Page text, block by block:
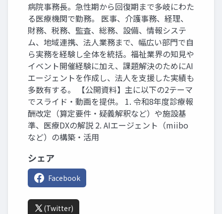
病院事務長。急性期から回復期まで多岐にわた
る医療機関で勤務。 医事、介護事務、経理、
財務、税務、監査、総務、設備、情報システ
ム、地域連携、法人業務まで、幅広い部門で自
ら実務を経験し全体を統括。福祉業界の知見や
イベント開催経験に加え、課題解決のためにAI
エージェントを作成し、法人を支援した実績も
多数有する。 【公開資料】主に以下の2テーマ
でスライド・動画を提供。 1. 令和8年度診療報
酬改定（算定要件・疑義解釈など）や施設基
準、医療DXの解説 2. AIエージェント（miibo
など）の構築・活用
シェア
Facebook
(Twitter)